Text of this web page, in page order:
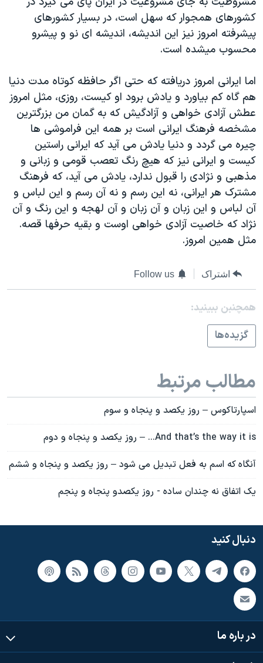
کشورهای همجوار که سهل است، در بسیار کشورهای
پیشرفته امروز نیز این اندیشه، اندیشه ای نو و پیشرو
محسوب ميشده است.
اما ایرانی امروز دریافته که حتی اگر حافظه کوتاه مدت دنیا
هم گاه کم بیاورد و یادش برود او کیست، روزی، مثل امروز
عطش آزادی خواهی و آزادگیش که به گمان من بزرگترین
مشخصه فرهنگ ایرانی است بر همه این فراموشی ها
چیره می گردد و دنیا یادش می آید که ایرانی راستین
کیست و ایرانی نیز که هیچ رنگ تعصب قومی و زبانی و
مذهبی و نژادی را قبول ندارد، یادش می آید، که فرهنگ
مشترک هر ایرانی، نه این رسم و نه آن رسم و این لباس و
آن لباس و این زبان و آن زبان و آن لهجه و این رنگ و آن
نژاد که خاصیت آزادی خواهی اوست و بقیه حرفها قصه.
مثل همین امروز.
اشتراک Follow us
همچنبن ببینید:
گزيده‌ها
مطالب مرتبط
اسپارتاکوس – روز یکصد و پنجاه و سوم
And that’s the way it is... – روز یکصد و پنجاه و دوم
آنگاه که اسم به فعل تبدیل می شود – روز یکصد و پنجاه و ششم
یک اتفاق نه چندان ساده - روز یکصدو پنجاه و پنجم
دنبال کنید
در باره ما